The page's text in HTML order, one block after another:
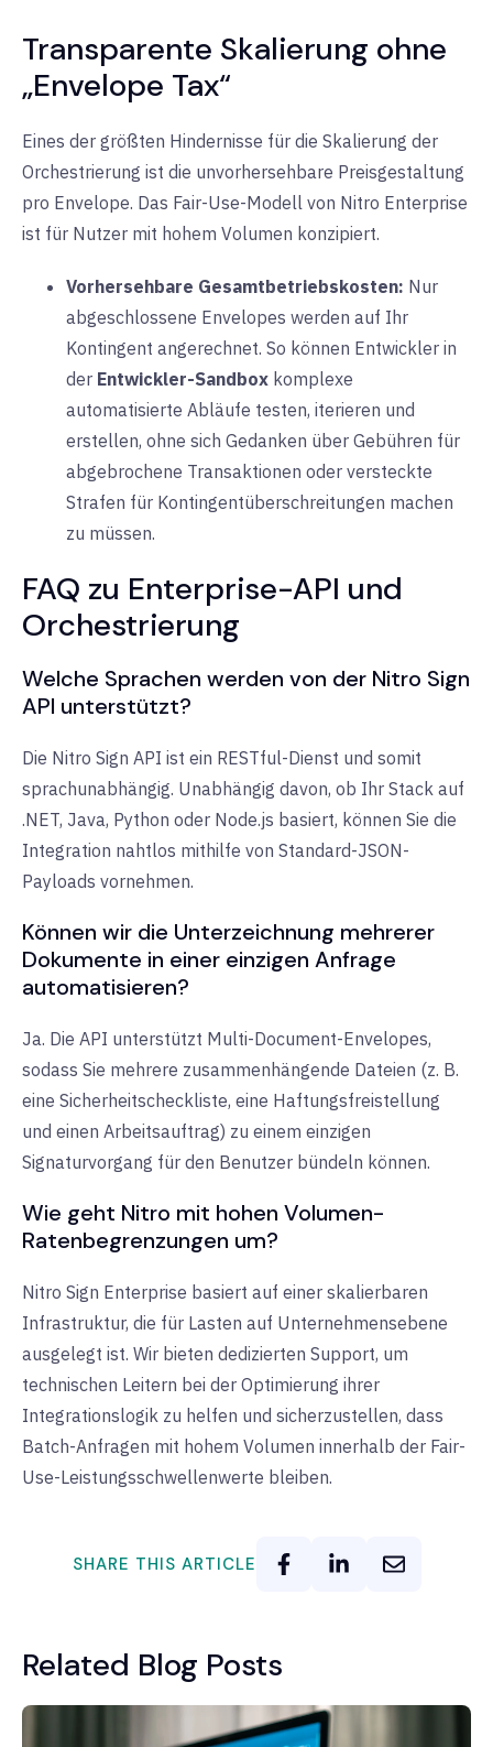
Transparente Skalierung ohne
„Envelope Tax“
Eines der größten Hindernisse für die Skalierung der
Orchestrierung ist die unvorhersehbare Preisgestaltung
pro Envelope. Das Fair-Use-Modell von Nitro Enterprise
ist für Nutzer mit hohem Volumen konzipiert.
Vorhersehbare Gesamtbetriebskosten: Nur
abgeschlossene Envelopes werden auf Ihr
Kontingent angerechnet. So können Entwickler in
der Entwickler-Sandbox komplexe
automatisierte Abläufe testen, iterieren und
erstellen, ohne sich Gedanken über Gebühren für
abgebrochene Transaktionen oder versteckte
Strafen für Kontingentüberschreitungen machen
zu müssen.
FAQ zu Enterprise-API und
Orchestrierung
Welche Sprachen werden von der Nitro Sign
API unterstützt?
Die Nitro Sign API ist ein RESTful-Dienst und somit
sprachunabhängig. Unabhängig davon, ob Ihr Stack auf
.NET, Java, Python oder Node.js basiert, können Sie die
Integration nahtlos mithilfe von Standard-JSON-
Payloads vornehmen.
Können wir die Unterzeichnung mehrerer
Dokumente in einer einzigen Anfrage
automatisieren?
Ja. Die API unterstützt Multi-Document-Envelopes,
sodass Sie mehrere zusammenhängende Dateien (z. B.
eine Sicherheitscheckliste, eine Haftungsfreistellung
und einen Arbeitsauftrag) zu einem einzigen
Signaturvorgang für den Benutzer bündeln können.
Wie geht Nitro mit hohen Volumen-
Ratenbegrenzungen um?
Nitro Sign Enterprise basiert auf einer skalierbaren
Infrastruktur, die für Lasten auf Unternehmensebene
ausgelegt ist. Wir bieten dedizierten Support, um
technischen Leitern bei der Optimierung ihrer
Integrationslogik zu helfen und sicherzustellen, dass
Batch-Anfragen mit hohem Volumen innerhalb der Fair-
Use-Leistungsschwellenwerte bleiben.
SHARE THIS ARTICLE
Related Blog Posts